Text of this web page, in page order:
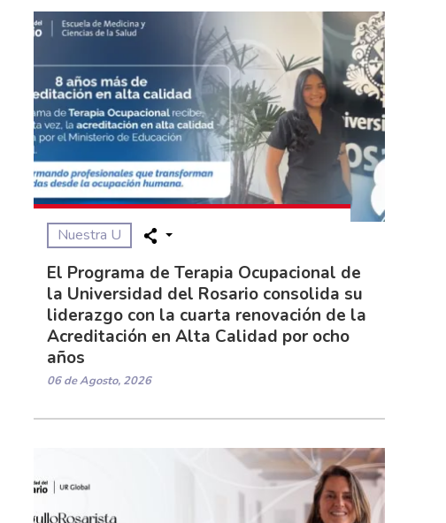
Nuestra U
El Programa de Terapia Ocupacional de
la Universidad del Rosario consolida su
liderazgo con la cuarta renovación de la
Acreditación en Alta Calidad por ocho
años
06 de Agosto, 2026